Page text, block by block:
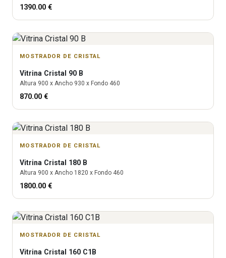
1390.00 €
MOSTRADOR DE CRISTAL
Vitrina Cristal 90 B
Altura 900 x Ancho 930 x Fondo 460
870.00 €
MOSTRADOR DE CRISTAL
Vitrina Cristal 180 B
Altura 900 x Ancho 1820 x Fondo 460
1800.00 €
MOSTRADOR DE CRISTAL
Vitrina Cristal 160 C1B